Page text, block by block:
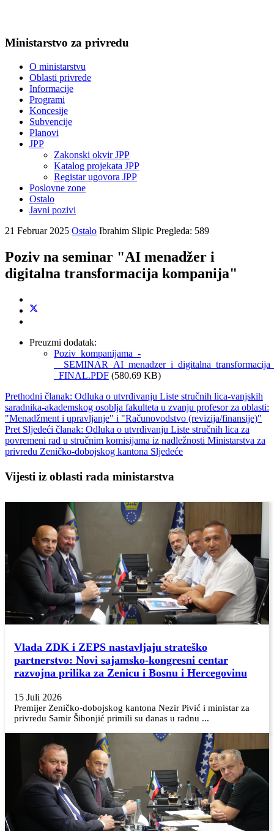
Ministarstvo za privredu
O ministarstvu
Oblasti privrede
Informacije
Programi
Koncesije
Subvencije
Planovi
JPP
Zakonski okvir JPP
Katalog projekata JPP
Registar ugovora JPP
Poslovne zone
Ostalo
Javni pozivi
21 Februar 2025 Ostalo Ibrahim Slipic Pregleda: 589
Poziv na seminar "AI menadžer i
digitalna transformacija kompanija"
Preuzmi dodatak:
Poziv_kompanijama_-
_FINAL.PDF (580.69 KB)
Prethodni članak: Odluka o utvrđivanju Liste stručnih lica-vanjskih
saradnika-akademskog osoblja fakulteta u zvanju profesor za oblasti:
"Menadžment i upravljanje" i "Računovodstvo (revizija/finansije)"
Pret Sljedeći članak: Odluka o utvrđivanju Liste stručnih lica za
povremeni rad u stručnim komisijama iz nadležnosti Ministarstva za
privredu Zeničko-dobojskog kantona Sljedeće
Vijesti iz oblasti rada ministarstva
Vlada ZDK i ZEPS nastavljaju strateško
partnerstvo: Novi sajamsko-kongresni centar
razvojna prilika za Zenicu i Bosnu i Hercegovinu
15 Juli 2026
Premijer Zeničko-dobojskog kantona Nezir Pivić i ministar za
privredu Samir Šibonjić primili su danas u radnu ...